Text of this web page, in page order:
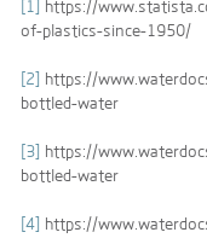
[1]
https://
of-plastics-since-1950/
[2]
https://
bottled-water
[3]
https://
bottled-water
[4]
https://